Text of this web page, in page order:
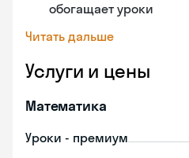
обогащает уроки
Читать дальше
Услуги и цены
Математика
Уроки - премиум